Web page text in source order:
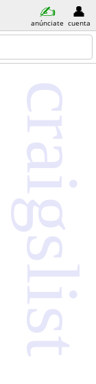
anúnciate cuenta
craigslist